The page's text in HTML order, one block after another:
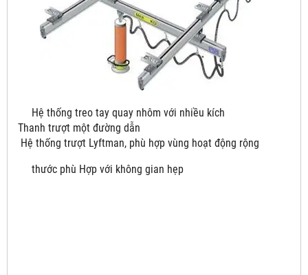
Hệ thống treo tay quay nhôm với nhiều kích
Thanh trượt một đường dẫn
Hệ thống trượt Lyftman, phù hợp vùng hoạt động rộng
thước phù Hợp với không gian hẹp